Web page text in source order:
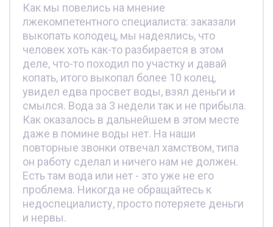
Как мы повелись на мнение
лжекомпетентного специалиста: заказали
выкопать колодец, мы надеялись, что
человек хоть как-то разбирается в этом
деле, что-то походил по участку и давай
копать, итого выкопал более 10 колец,
увидел едва просвет воды, взял деньги и
смылся. Вода за 3 недели так и не прибыла.
Как оказалось в дальнейшем в этом месте
даже в помине воды нет. На наши
повторные звонки отвечал хамством, типа
он работу сделал и ничего нам не должен.
Есть там вода или нет - это уже не его
проблема. Никогда не обращайтесь к
недоспециалисту, просто потеряете деньги
и нервы.